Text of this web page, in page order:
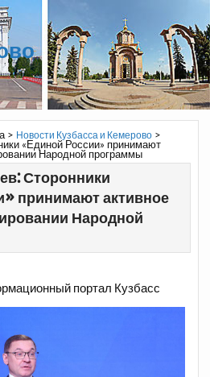
> Новости Кузбасса и Кемерово>
«Единой России» принимают
Народной программы
Сторонники
принимают активное
Народной
портал Кузбасс